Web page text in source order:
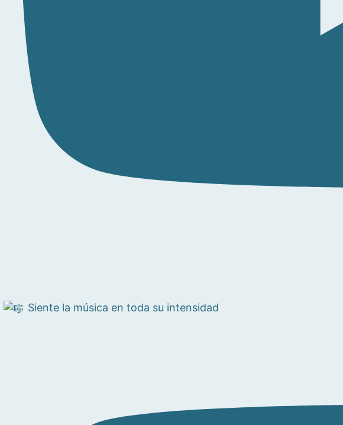
Siente la música en toda su intensidad